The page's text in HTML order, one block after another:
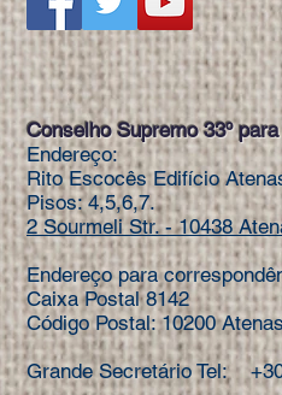
Conselho Supremo 33º
Endereço:
Rito Escocês Edifício
Pisos: 4,5,6,7.
2 Sourmeli Str.- 10438
Endereço para
Caixa Postal 8142
Código Postal: 10200
Grande Secretário Tel: